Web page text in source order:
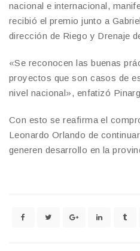
nacional e internacional,
recibió el premio junto a
dirección de Riego y Drenaje
«Se reconocen las buenas
proyectos que son casos de
nivel nacional», enfatizó
Con esto se reafirma el
Leonardo Orlando de
generen desarrollo en la